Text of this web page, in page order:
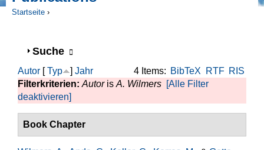
Startseite ›
Anzeigen
Suche
4 Items: BibTeX RTF RIS
Autor [Typ ] Jahr
Filterkriterien: Autoris A. Wilmers [Alle Filter
deaktivieren]
Book Chapter